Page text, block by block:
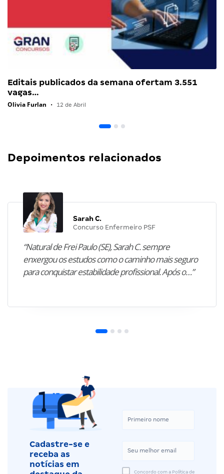
Editais publicados da semana ofertam 3.551
vagas…
Olivia Furlan • 12 de Abril
Depoimentos relacionados
Sarah C.
Concurso Enfermeiro PSF
“Natural de Frei Paulo (SE), Sarah C. sempre
enxergou os estudos como o caminho mais seguro
para conquistar estabilidade profissional. Após o…”
Cadastre-se e
receba as
notícias em
Concordo com a Política de